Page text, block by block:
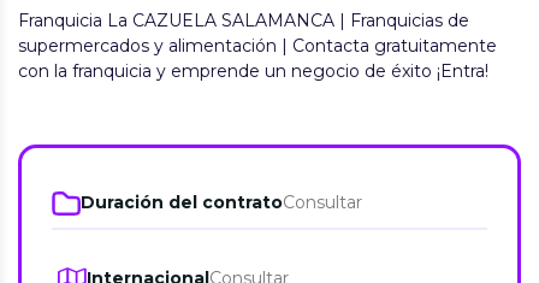
Franquicia La CAZUELA SALAMANCA | Franquicias de
supermercados y alimentación | Contacta gratuitamente
con la franquicia y emprende un negocio de éxito ¡Entra!
Duración del contratoConsultar
InternacionalConsultar